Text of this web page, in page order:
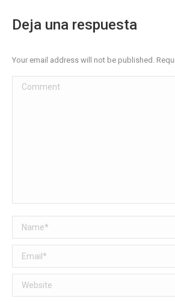
Deja una respuesta
Your email address will not be published.
Comment
Name *
Email *
Website